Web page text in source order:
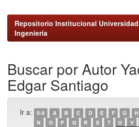
Repositorio Institucional
Ingeniería
Buscar por Autor
Edgar Santiago
Ir a: 0-9 A B C D E F G H
N
O P Q R S T U V